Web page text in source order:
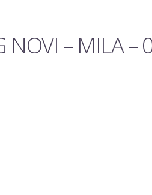
NOVI – MILA –